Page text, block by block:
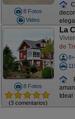
8 Fotos
Video
8 Fotos
(3 comentarios)
La
de